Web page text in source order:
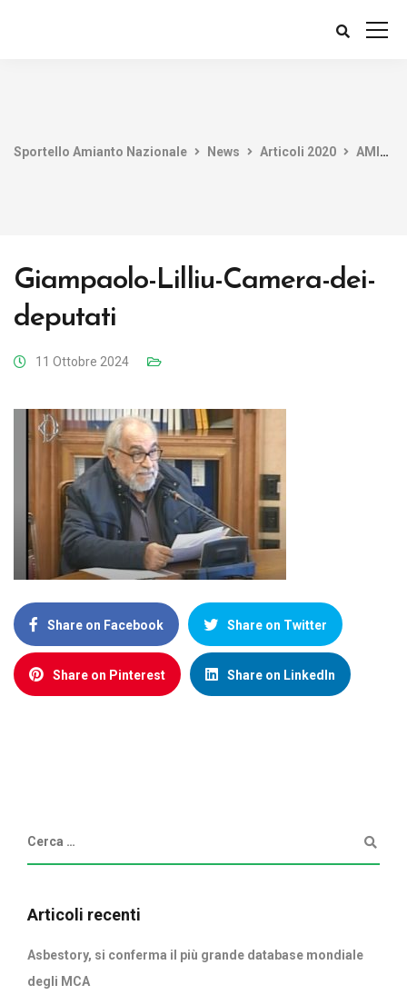
Sportello Amianto Nazionale News Articoli 2020 AMIANTO: Trovata discarica abusiva in Sardegna
Giampaolo-Lilliu-Camera-dei-
deputati
11 Ottobre 2024
Share on Facebook Share on Twitter
Share on Pinterest Share on LinkedIn
Articoli recenti
Asbestory, si conferma il più grande database mondiale
degli MCA